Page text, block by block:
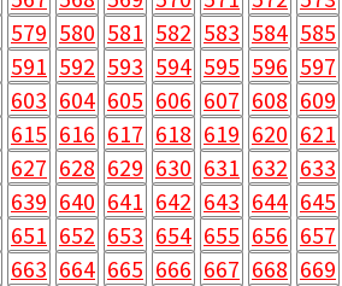
579 580 581 582 583 584 585
591 592 593 594 595 596 597
603 604 605 606 607 608 609
615 616 617 618 619 620 621
627 628 629 630 631 632 633
639 640 641 642 643 644 645
651 652 653 654 655 656 657
663 664 665 666 667 668 669